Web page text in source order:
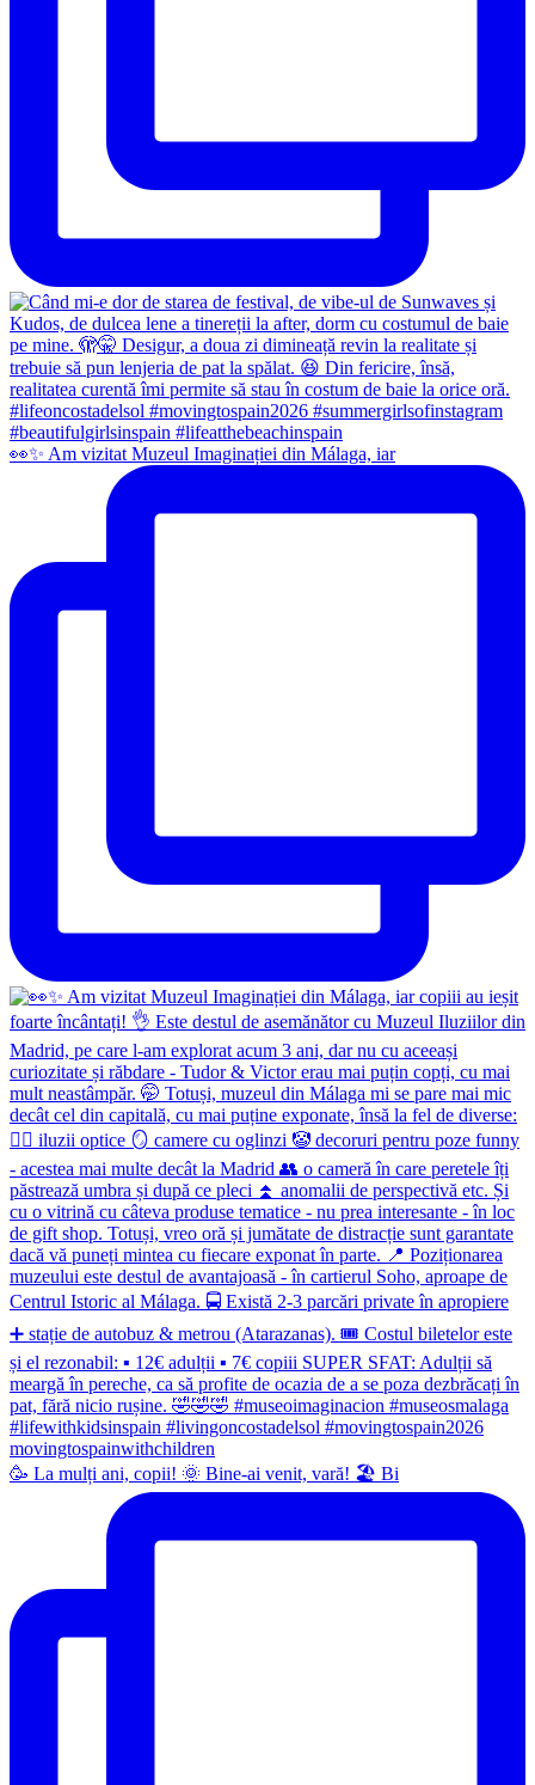
👀✨️ Am vizitat Muzeul Imaginației din Málaga, iar
🥳 La mulți ani, copii! 🌞 Bine-ai venit, vară! 🏖 Bi